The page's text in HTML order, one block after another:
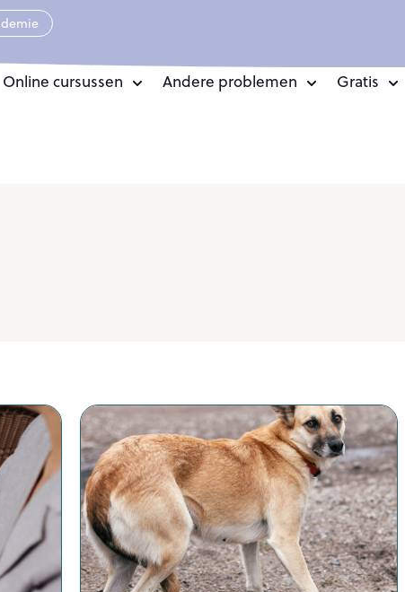
Online cursussen Andere problemen Gratis